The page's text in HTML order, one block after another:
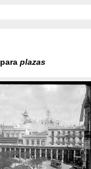
para plazas